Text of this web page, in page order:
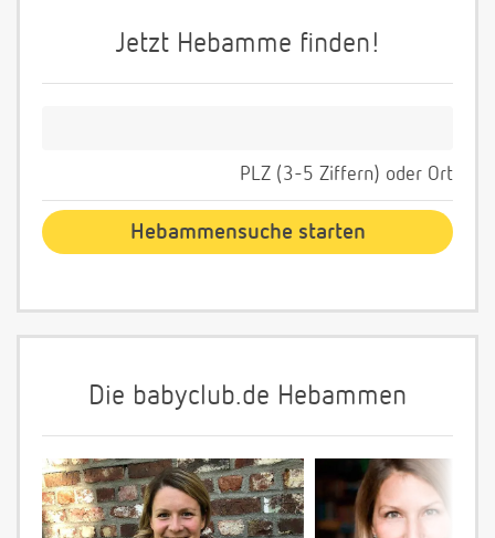
Jetzt Hebamme finden!
PLZ (3-5 Ziffern) oder Ort
Die babyclub.de Hebammen